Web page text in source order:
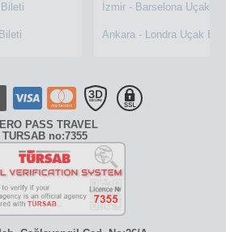
İzmir - Barselona Uçak
Ankara - Londra Uçak
PASS TRAVEL
TURSAB no:7355